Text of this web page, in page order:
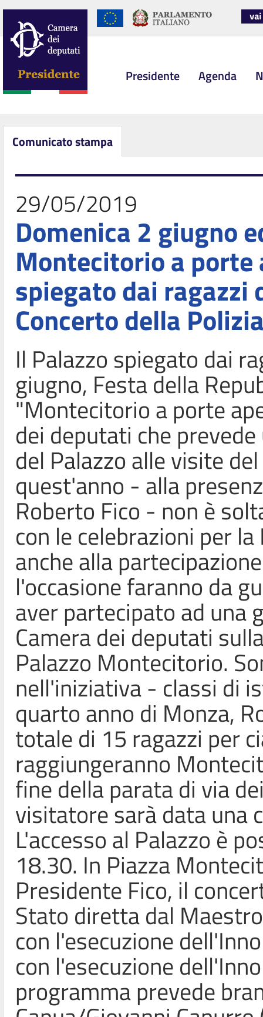
Presidente Agenda
Comunicato stampa
29/05/2019
Domenica 2 giugno
Montecitorio a porte
spiegato dai ragazzi
Concerto della
Il Palazzo spiegato dai
giugno, Festa della
"Montecitorio a porte
dei deputati che
del Palazzo alle visite
quest'anno - alla
Roberto Fico - non è
con le celebrazioni per
anche alla
l'occasione faranno da
aver partecipato ad una
Camera dei deputati
Palazzo Montecitorio.
nell'iniziativa - classi di
quarto anno di Monza,
totale di 15 ragazzi per
raggiungeranno
fine della parata di via
visitatore sarà data una
L'accesso al Palazzo è
18.30. In Piazza
Presidente Fico, il
Stato diretta dal
con l'esecuzione
con l'esecuzione
programma prevede